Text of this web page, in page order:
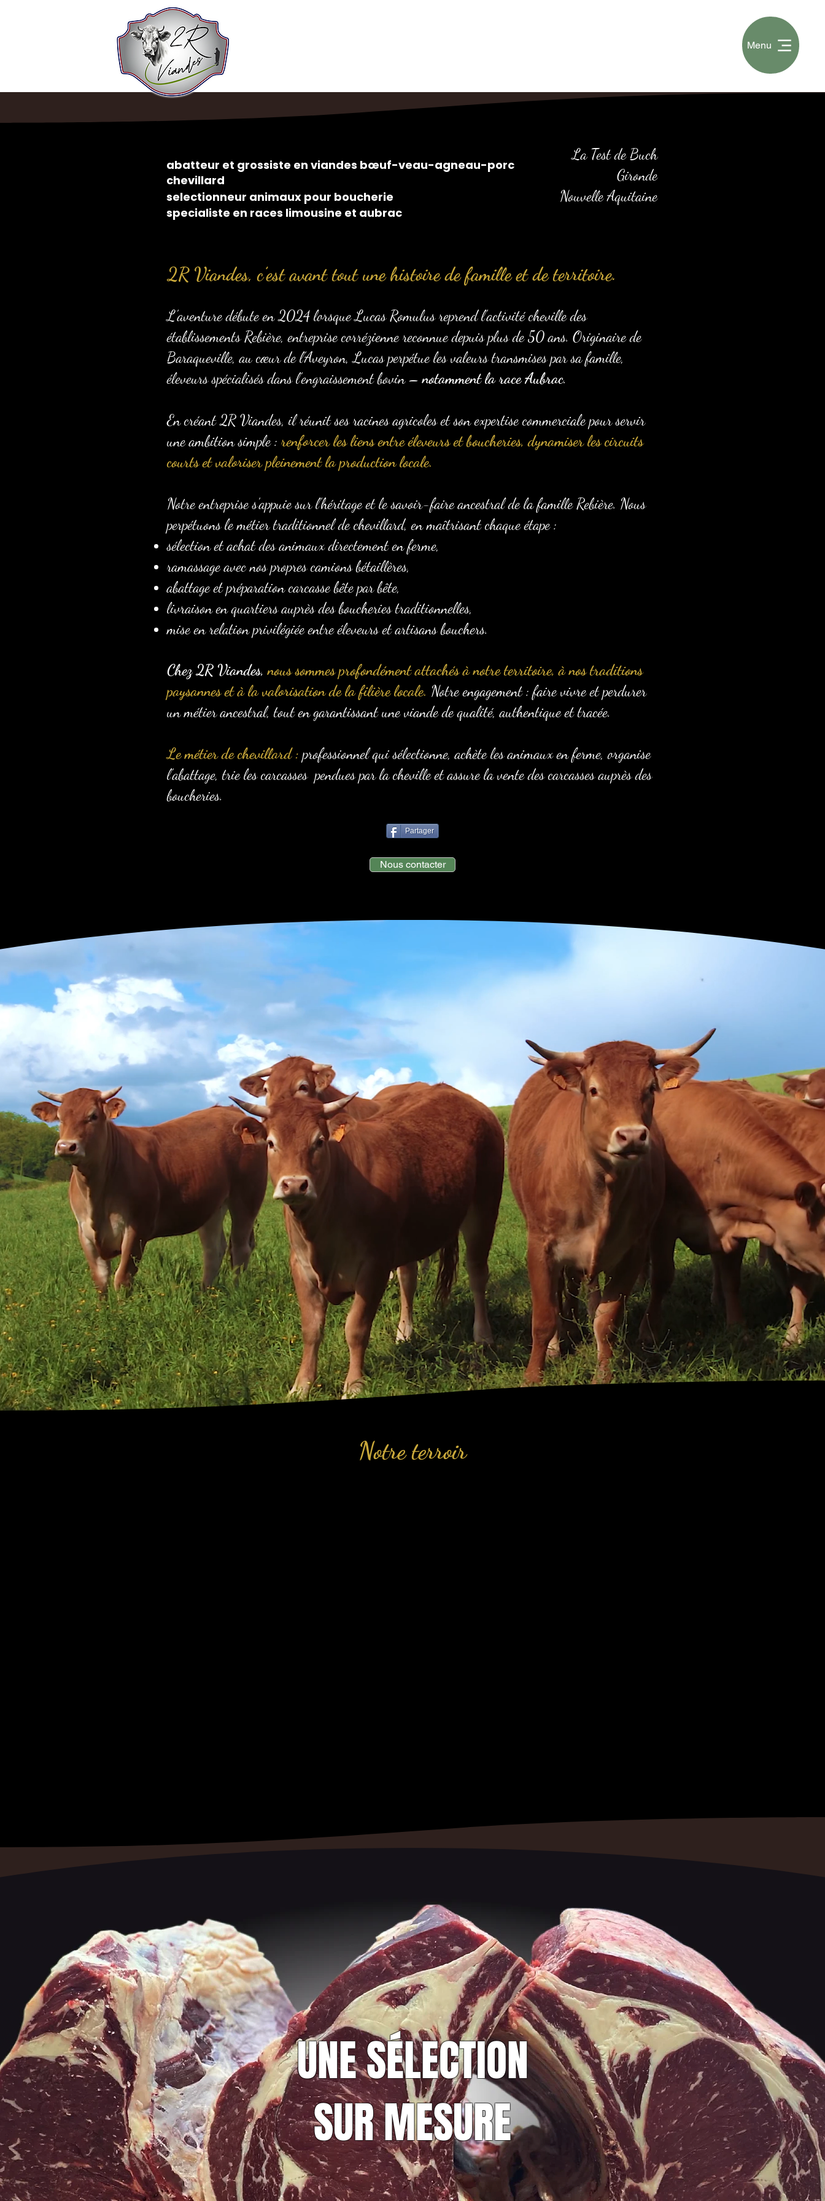
Menu
abatteur et grossiste en viandes bœuf-veau-agneau-porc
chevillard
selectionneur animaux pour boucherie
specialiste en races limousine et aubrac
La Test de Buch
Gironde
Nouvelle Aquitaine
2R Viandes, c’est avant tout une histoire de famille et de territoire.
L’aventure débute en 2024 lorsque Lucas Romulus reprend l’activité cheville des
établissements Rebière, entreprise corrézienne reconnue depuis plus de 50 ans. Originaire de
Baraqueville, au cœur de l’Aveyron, Lucas perpétue les valeurs transmises par sa famille,
éleveurs spécialisés dans l’engraissement bovin –notamment la race Aubrac.
En créant 2R Viandes, il réunit ses racines agricoles et son expertise commerciale pour servir
une ambition simple : renforcer les liens entre éleveurs et boucheries, dynamiser les circuits
courts et valoriser pleinement la production locale.
Notre entreprise s’appuie sur l’héritage et le savoir-faire ancestral de la famille Rebière. Nous
perpétuons le métier traditionnel de chevillard, en maîtrisant chaque étape :
sélection et achat des animaux directement en ferme,
ramassage avec nos propres camions bétaillères,
abattage et préparation carcasse bête par bête,
livraison en quartiers auprès des boucheries traditionnelles,
mise en relation privilégiée entre éleveurs et artisans bouchers.
Chez 2R Viandes,nous sommes profondément attachés à notre territoire, à nos traditions
paysannes et à la valorisation de la filière locale. Notre engagement : faire vivre et perdurer
un métier ancestral, tout en garantissant une viande de qualité, authentique et tracée.
Le métier de chevillard : professionnel qui sélectionne, achète les animaux en ferme, organise
l’abattage, trie les carcasses pendues par la cheville et assure la vente des carcasses auprès des
boucheries.
Partager
Nous contacter
Notre terroir
UNE SÉLECTION
SUR MESURE